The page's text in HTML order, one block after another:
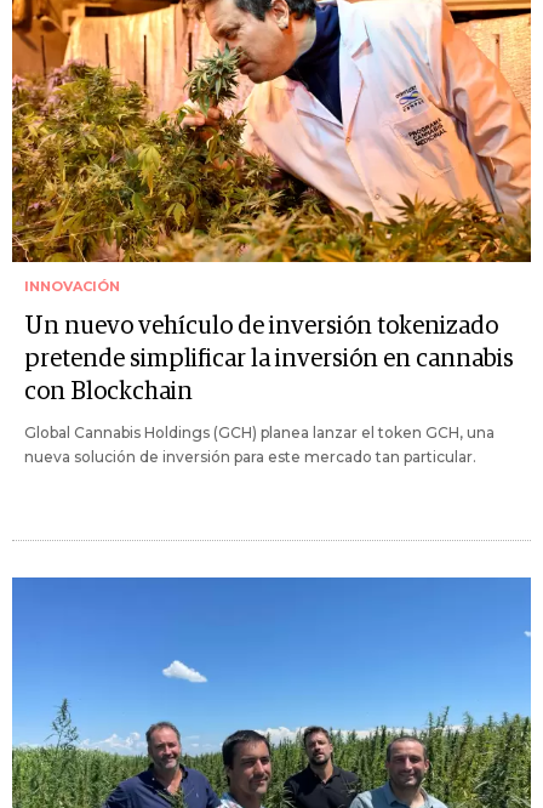
INNOVACIÓN
Un nuevo vehículo de inversión tokenizado
pretende simplificar la inversión en cannabis
con Blockchain
Global Cannabis Holdings (GCH) planea lanzar el token GCH, una
nueva solución de inversión para este mercado tan particular.